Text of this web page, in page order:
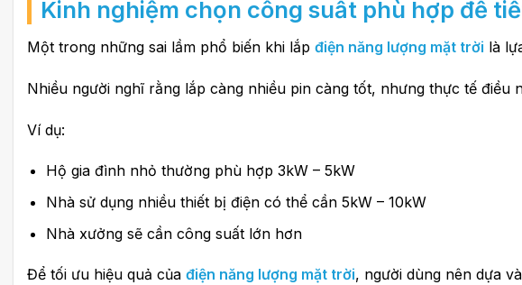
Kinh nghiệm chọn công suất phù hợp để
Một trong những sai lầm phổ biến khi lắp điện năng lượng mặt trời là
Nhiều người nghĩ rằng lắp càng nhiều pin càng tốt, nhưng thực tế điều
Ví dụ:
Hộ gia đình nhỏ thường phù hợp 3kW – 5kW
Nhà sử dụng nhiều thiết bị điện có thể cần 5kW – 10kW
Nhà xưởng sẽ cần công suất lớn hơn
Để tối ưu hiệu quả của điện năng lượng mặt trời, người dùng nên dựa